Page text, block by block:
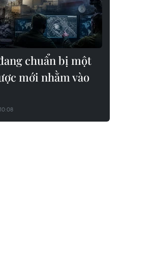
chuẩn bị một
mới nhằm vào